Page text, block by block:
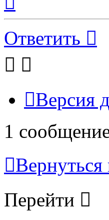
началу
Ответить
Версия
1
Перейти